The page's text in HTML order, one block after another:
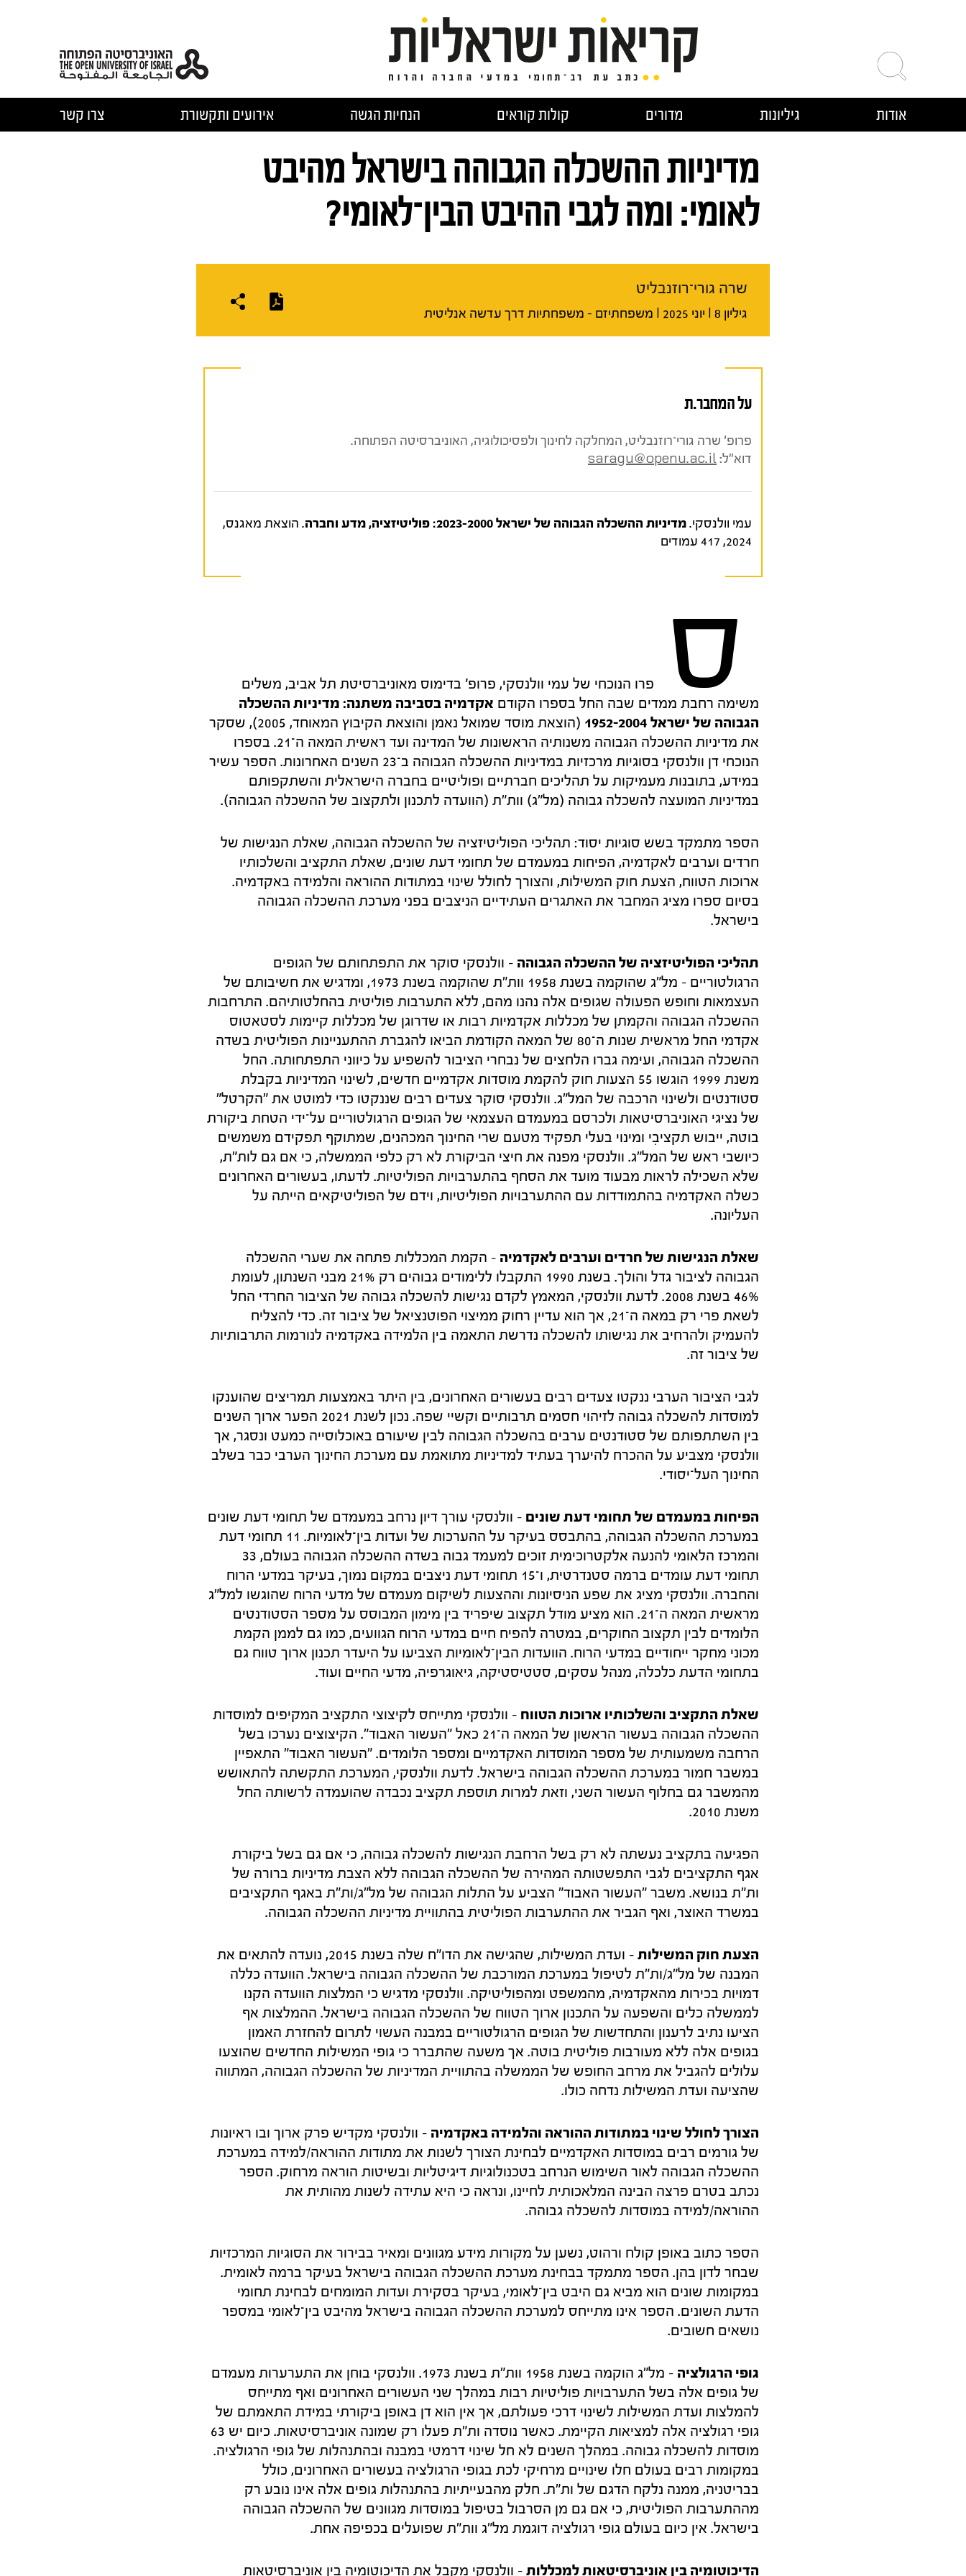
אודות גיליונות מדורים קולות קוראים הנחיות הגשה אירועים ותקשורת צרו קשר
מדיניות ההשכלה הגבוהה בישראל מהיבט
לאומי: ומה לגבי ההיבט הבין־לאומי?
שרה גורי־רוזנבליט
גיליון 8 I יוני 2025 I משפחתיזם - משפחתיות דרך עדשה אנליטית
על המחבר.ת
פרופ' שרה גורי־רוזנבליט, המחלקה לחינוך ולפסיכולוגיה, האוניברסיטה הפתוחה.
דוא"ל:saragu@openu.ac.il
עמי וולנסקי.מדיניות ההשכלה הגבוהה של ישראל 2000–2023: פוליטיזציה, מדע וחברה
. הוצאת מאגנס,
2024, 417 עמודים
ס
פרו הנוכחי של עמי וולנסקי, פרופ' בדימוס מאוניברסיטת תל אביב, משלים
משימה רחבת ממדים שבה החל בספרו הקודם אקדמיה בסביבה משתנה: מדיניות ההשכלה
הגבוהה של ישראל 1952-2004
(הוצאת מוסד שמואל נאמן והוצאת הקיבוץ המאוחד, 2005), שסקר
את מדיניות ההשכלה הגבוהה משנותיה הראשונות של המדינה ועד ראשית המאה ה־21. בספרו
הנוכחי דן וולנסקי בסוגיות מרכזיות במדיניות ההשכלה הגבוהה ב־23 השנים האחרונות. הספר עשיר
במידע, בתובנות מעמיקות על תהליכים חברתיים ופוליטיים בחברה הישראלית והשתקפותם
במדיניות המועצה להשכלה גבוהה (מל"ג) וות"ת (הוועדה לתכנון ולתקצוב של ההשכלה הגבוהה).
הספר מתמקד בשש סוגיות יסוד: תהליכי הפוליטיזציה של ההשכלה הגבוהה, שאלת הנגישות של
חרדים וערבים לאקדמיה, הפיחות במעמדם של תחומי דעת שונים, שאלת התקציב והשלכותיו
ארוכות הטווח, הצעת חוק המשילות, והצורך לחולל שינוי במתודות ההוראה והלמידה באקדמיה.
בסיום ספרו מציג המחבר את האתגרים העתידיים הניצבים בפני מערכת ההשכלה הגבוהה
בישראל.
תהליכי הפוליטיזציה של ההשכלה הגבוהה – וולנסקי סוקר את התפתחותם של הגופים
הרגולטוריים – מל"ג שהוקמה בשנת 1958 וות"ת שהוקמה בשנת 1973, ומדגיש את חשיבותם של
העצמאות וחופש הפעולה שגופים אלה נהנו מהם, ללא התערבות פוליטית בהחלטותיהם. התרחבות
ההשכלה הגבוהה והקמתן של מכללות אקדמיות רבות או שדרוגן של מכללות קיימות לסטאטוס
אקדמי החל מראשית שנות ה־80 של המאה הקודמת הביאו להגברת ההתעניינות הפוליטית בשדה
ההשכלה הגבוהה, ועימה גברו הלחצים של נבחרי הציבור להשפיע על כיווני התפתחותה. החל
משנת 1999 הוגשו 55 הצעות חוק להקמת מוסדות אקדמיים חדשים, לשינוי המדיניות בקבלת
סטודנטים ולשינוי הרכבה של המל"ג. וולנסקי סוקר צעדים רבים שננקטו כדי למוטט את "הקרטל"
של נציגי האוניברסיטאות ולכרסם במעמדם העצמאי של הגופים הרגולטוריים על־ידי הטחת ביקורת
בוטה, ייבוש תקציבִי ומינוי בעלי תפקיד מטעם שרי החינוך המכהנים, שמתוקף תפקידם משמשים
כיושבי ראש של המל"ג. וולנסקי מפנה את חיצי הביקורת לא רק כלפי הממשלה, כי אם גם לות"ת,
שלא השכילה לראות מבעוד מועד את הסחף בהתערבויות הפוליטיות. לדעתו, בעשורים האחרונים
כשלה האקדמיה בהתמודדות עם ההתערבויות הפוליטיות, וידם של הפוליטיקאים הייתה על
העליונה.
שאלת הנגישות של חרדים וערבים לאקדמיה – הקמת המכללות פתחה את שערי ההשכלה
הגבוהה לציבור גדל והולך. בשנת 1990 התקבלו ללימודים גבוהים רק 21% מבני השנתון, לעומת
46% בשנת 2008. לדעת וולנסקי, המאמץ לקדם נגישות להשכלה גבוהה של הציבור החרדי החל
לשאת פרי רק במאה ה־21, אך הוא עדיין רחוק ממיצוי הפוטנציאל של ציבור זה. כדי להצליח
להעמיק ולהרחיב את נגישותו להשכלה נדרשת התאמה בין הלמידה באקדמיה לנורמות התרבותיות
של ציבור זה.
לגבי הציבור הערבי ננקטו צעדים רבים בעשורים האחרונים, בין היתר באמצעות תמריצים שהוענקו
למוסדות להשכלה גבוהה לזיהוי חסמים תרבותיים וקשיי שפה. נכון לשנת 2021 הפער ארוך השנים
בין השתתפותם של סטודנטים ערבים בהשכלה הגבוהה לבין שיעורם באוכלוסייה כמעט ונסגר, אך
וולנסקי מצביע על ההכרח להיערך בעתיד למדיניות מתואמת עם מערכת החינוך הערבי כבר בשלב
החינוך העל־יסודי.
הפיחות במעמדם של תחומי דעת שונים – וולנסקי עורך דיון נרחב במעמדם של תחומי דעת שונים
במערכת ההשכלה הגבוהה, בהתבסס בעיקר על ההערכות של ועדות בין־לאומיות. 11 תחומי דעת
והמרכז הלאומי להנעה אלקטרוכימית זוכים למעמד גבוה בשדה ההשכלה הגבוהה בעולם, 33
תחומי דעת עומדים ברמה סטנדרטית, ו־15 תחומי דעת ניצבים במקום נמוך, בעיקר במדעי הרוח
והחברה. וולנסקי מציג את שפע הניסיונות וההצעות לשיקום מעמדם של מדעי הרוח שהוגשו למל"ג
מראשית המאה ה־21. הוא מציע מודל תקצוב שיפריד בין מימון המבוסס על מספר הסטודנטים
הלומדים לבין תקצוב החוקרים, במטרה להפיח חיים במדעי הרוח הגוועים, כמו גם לממן הקמת
מכוני מחקר ייחודיים במדעי הרוח. הוועדות הבין־לאומיות הצביעו על היעדר תכנון ארוך טווח גם
בתחומי הדעת כלכלה, מנהל עסקים, סטטיסטיקה, גיאוגרפיה, מדעי החיים ועוד.
שאלת התקציב והשלכותיו ארוכות הטווח – וולנסקי מתייחס לקיצוצי התקציב המקיפים למוסדות
ההשכלה הגבוהה בעשור הראשון של המאה ה־21 כאל "העשור האבוד". הקיצוצים נערכו בשל
הרחבה משמעותית של מספר המוסדות האקדמיים ומספר הלומדים. "העשור האבוד" התאפיין
במשבר חמור במערכת ההשכלה הגבוהה בישראל. לדעת וולנסקי, המערכת התקשתה להתאושש
מהמשבר גם בחלוף העשור השני, וזאת למרות תוספת תקציב נכבדה שהועמדה לרשותה החל
משנת 2010.
הפגיעה בתקציב נעשתה לא רק בשל הרחבת הנגישות להשכלה גבוהה, כי אם גם בשל ביקורת
אגף התקציבים לגבי התפשטותה המהירה של ההשכלה הגבוהה ללא הצבת מדיניות ברורה של
ות"ת בנושא. משבר "העשור האבוד" הצביע על התלות הגבוהה של מל"ג/ות"ת באגף התקציבים
במשרד האוצר, ואף הגביר את ההתערבות הפוליטית בהתוויית מדיניות ההשכלה הגבוהה.
הצעת חוק המשילות
– ועדת המשילות, שהגישה את הדו"ח שלה בשנת 2015, נועדה להתאים את
המבנה של מל"ג/ות"ת לטיפול במערכת המורכבת של ההשכלה הגבוהה בישראל. הוועדה כללה
דמויות בכירות מהאקדמיה, מהמשפט ומהפוליטיקה. וולנסקי מדגיש כי המלצות הוועדה הקנו
לממשלה כלים והשפעה על התכנון ארוך הטווח של ההשכלה הגבוהה בישראל. ההמלצות אף
הציעו נתיב לרענון והתחדשות של הגופים הרגולטוריים במבנה העשוי לתרום להחזרת האמון
בגופים אלה ללא מעורבות פוליטית בוטה. אך משעה שהתברר כי גופי המשילות החדשים שהוצעו
עלולים להגביל את מרחב החופש של הממשלה בהתוויית המדיניות של ההשכלה הגבוהה, המתווה
שהציעה ועדת המשילות נדחה כולו.
הצורך לחולל שינוי במתודות ההוראה והלמידה באקדמיה – וולנסקי מקדיש פרק ארוך ובו ראיונות
של גורמים רבים במוסדות האקדמיים לבחינת הצורך לשנות את מתודות ההוראה/למידה במערכת
ההשכלה הגבוהה לאור השימוש הנרחב בטכנולוגיות דיגיטליות ובשיטות הוראה מרחוק. הספר
נכתב בטרם פרצה הבינה המלאכותית לחיינו, ונראה כי היא עתידה לשנות מהותית את
ההוראה/למידה במוסדות להשכלה גבוהה.
הספר כתוב באופן קולח ורהוט, נשען על מקורות מידע מגוונים ומאיר בבירור את הסוגיות המרכזיות
שבחר לדון בהן. הספר מתמקד בבחינת מערכת ההשכלה הגבוהה בישראל בעיקר ברמה לאומית.
במקומות שונים הוא מביא גם היבט בין־לאומי, בעיקר בסקירת ועדות המומחים לבחינת תחומי
הדעת השונים. הספר אינו מתייחס למערכת ההשכלה הגבוהה בישראל מהיבט בין־לאומי במספר
נושאים חשובים.
גופי הרגולציה
– מל"ג הוקמה בשנת 1958 וות"ת בשנת 1973. וולנסקי בוחן את התערערות מעמדם
של גופים אלה בשל התערבויות פוליטיות רבות במהלך שני העשורים האחרונים ואף מתייחס
להמלצות ועדת המשילות לשינוי דרכי פעולתם, אך אין הוא דן באופן ביקורתי במידת התאמתם של
גופי רגולציה אלה למציאות הקיימת. כאשר נוסדה ות"ת פעלו רק שמונה אוניברסיטאות. כיום יש 63
מוסדות להשכלה גבוהה. במהלך השנים לא חל שינוי דרמטי במבנה ובהתנהלות של גופי הרגולציה.
במקומות רבים בעולם חלו שינויים מרחיקי לכת בגופי הרגולציה בעשורים האחרונים, כולל
בבריטניה, ממנה נלקח הדגם של ות"ת. חלק מהבעייתיות בהתנהלות גופים אלה אינו נובע רק
מההתערבות הפוליטית, כי אם גם מן הסרבול בטיפול במוסדות מגוונים של ההשכלה הגבוהה
בישראל. אין כיום בעולם גופי רגולציה דוגמת מל"ג וות"ת שפועלים בכפיפה אחת.
הדיכוטומיה בין אוניברסיטאות למכללות – וולנסקי מקבל את הדיכוטומיה בין אוניברסיטאות